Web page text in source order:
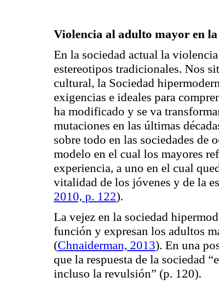
Violencia al adulto mayor en
En la sociedad actual la
estereotipos tradicionales. Nos
cultural, la Sociedad
exigencias e ideales para
ha modificado y se va
mutaciones en las últimas
sobre todo en las sociedades de
modelo en el cual los mayores
experiencia, a uno en el cual
vitalidad de los jóvenes y de la
2010, p. 122).
La vejez en la sociedad
función y expresan los adultos
(Chnaiderman, 2013). En una
que la respuesta de la sociedad
incluso la revulsión” (p. 120).